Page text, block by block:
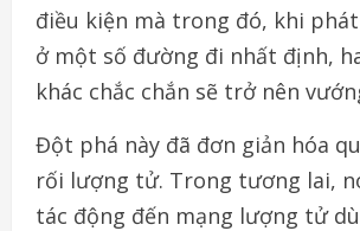
điều kiện mà trong đó, khi
ở một số đường đi nhất định,
khác chắc chắn sẽ trở nên
Đột phá này đã đơn giản hóa
rối lượng tử. Trong tương lai,
tác động đến mạng lượng tử